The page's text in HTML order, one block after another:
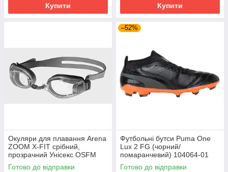
Купити Купити
Окуляри для плавання Arena
ZOOM X-FIT срібний,
прозрачний Унісекс OSFM
92404-011
Готово до відправки
–52%
Футбольні бутси Puma One
Lux 2 FG (чорний/
помаранчевий) 104064-01
Розмір EU: 44
Готово до відправки